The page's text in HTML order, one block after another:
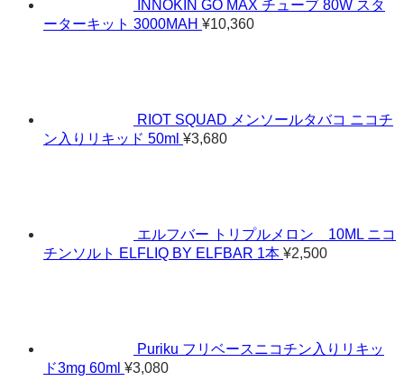
INNOKIN GO MAX チューブ 80W スタ
ーターキット 3000MAH ¥10,360
RIOT SQUAD メンソールタバコ ニコチ
ン入りリキッド 50ml ¥3,680
エルフバー トリプルメロン 10ML ニコ
チンソルト ELFLIQ BY ELFBAR 1本 ¥2,500
Puriku フリベースニコチン入りリキッ
ド3mg 60ml ¥3,080